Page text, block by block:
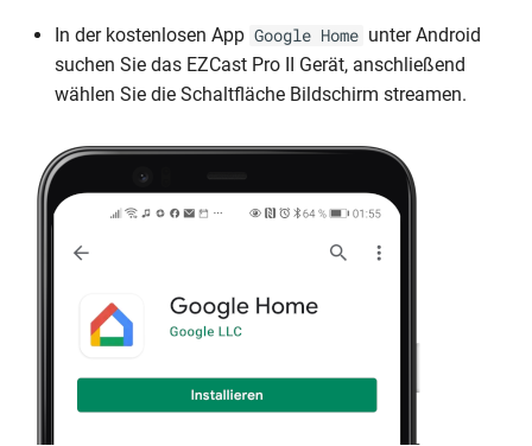
In der kostenlosen App Google Home unter Android
suchen Sie das EZCast Pro II Gerät, anschließend
wählen Sie die Schaltfläche Bildschirm streamen.